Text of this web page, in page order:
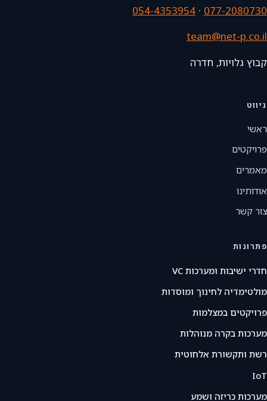
077-2080730
·
054-4353954
team@net-p.co.il
קבוץ גלויות, חדרה
ניווט
ראשי
פרויקטים
מאמרים
אודותינו
צור קשר
פתרונות
חדרי ישיבות ומערכות VC
מולטימדיה לחינוך ומוסדות
פרויקטים במצלמות
מערכות בקרה מנוהלות
רשת ותקשורת אלחוטית
IoT
מערכות כריזה ושמע